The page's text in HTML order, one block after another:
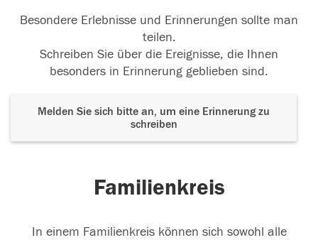
Besondere Erlebnisse und Erinnerungen sollte man
teilen.
Schreiben Sie über die Ereignisse, die Ihnen
besonders in Erinnerung geblieben sind.
Melden Sie sich bitte an, um eine Erinnerung zu
schreiben
Familienkreis
In einem Familienkreis können sich sowohl alle